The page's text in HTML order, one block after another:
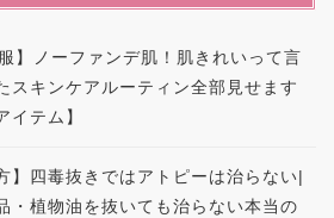
】ノーファンデ肌！肌きれいって言
スキンケアルーティン全部見せます
イテム】
】四毒抜きではアトピーは治らない|
・植物油を抜いても治らない本当の